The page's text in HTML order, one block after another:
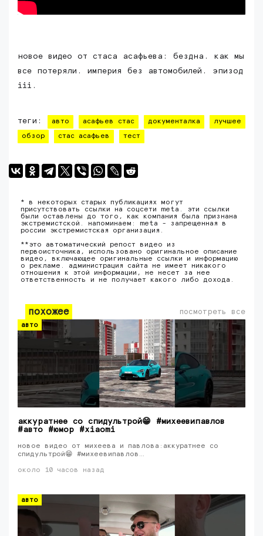
новое видео от стаса асафьева: бездна. как мы
все потеряли. империя без автомобилей. эпизод
iii.
теги: авто асафьев стас документалка лучшее
обзор стас асафьев тест
* в некоторых старых публикациях могут
присутствовать ссылки на соцсети meta. эти ссылки
были оставлены до того, как компания была признана
экстремистской. напоминаем: meta - запрещенная в
россии экстремистская организация.
**это автоматический репост видео из
первоисточника, использовано оригинальное описание
видео, включающее оригинальные ссылки и информацию
о рекламе. администрация сайта не имеет никакого
отношения к этой информации, не несет за нее
ответственность и не получает какого либо дохода.
похожее посмотреть все
авто
аккуратнее со спидультрой😁 #михеевипавлов
#авто #юмор #xiaomi
новое видео от михеева и павлова:аккуратнее со
спидультрой😁 #михеевипавлов…
около 10 часов назад
авто